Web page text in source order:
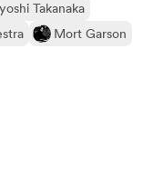
Takanaka
Mort Garson